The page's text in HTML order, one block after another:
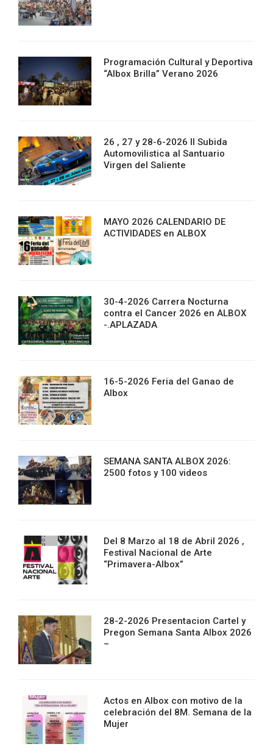
Programación Cultural y Deportiva
“Albox Brilla” Verano 2026
26 , 27 y 28-6-2026 II Subida
Automovilistica al Santuario
Virgen del Saliente
MAYO 2026 CALENDARIO DE
ACTIVIDADES en ALBOX
30-4-2026 Carrera Nocturna
contra el Cancer 2026 en ALBOX
-.APLAZADA
16-5-2026 Feria del Ganao de
Albox
SEMANA SANTA ALBOX 2026:
2500 fotos y 100 videos
Del 8 Marzo al 18 de Abril 2026 ,
Festival Nacional de Arte
“Primavera-Albox”
28-2-2026 Presentacion Cartel y
Pregon Semana Santa Albox 2026
–
Actos en Albox con motivo de la
celebración del 8M. Semana de la
Mujer